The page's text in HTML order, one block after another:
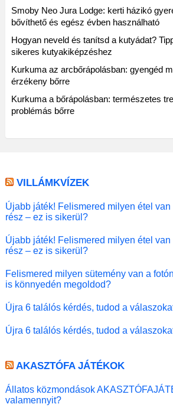
Smoby Neo Jura Lodge: kerti házikó
bővíthető és egész évben használható
Hogyan neveld és tanítsd a kutyádat?
sikeres kutyakiképzéshez
Kurkuma az arcbőrápolásban: gyengéd
érzékeny bőrre
Kurkuma a bőrápolásban: természetes
problémás bőrre
VILLÁMKVÍZEK
Újabb játék! Felismered milyen étel van
rész – ez is sikerül?
Újabb játék! Felismered milyen étel van
rész – ez is sikerül?
Felismered milyen sütemény van a
is könnyedén megoldod?
Újra 6 találós kérdés, tudod a
Újra 6 találós kérdés, tudod a
AKASZTÓFA JÁTÉKOK
Állatos közmondások
valamennyit?